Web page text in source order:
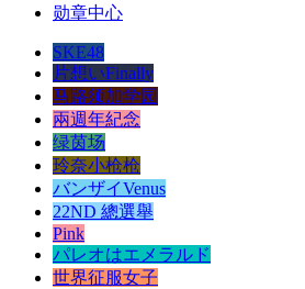
勋章中心
SKE48
片想いFinally
马路须加学园
兩週年紀念
绿茵场
玲奈小枪枪
バンザイVenus
22ND 總選舉
Pink
パレオはエメラルド
世界征服女子